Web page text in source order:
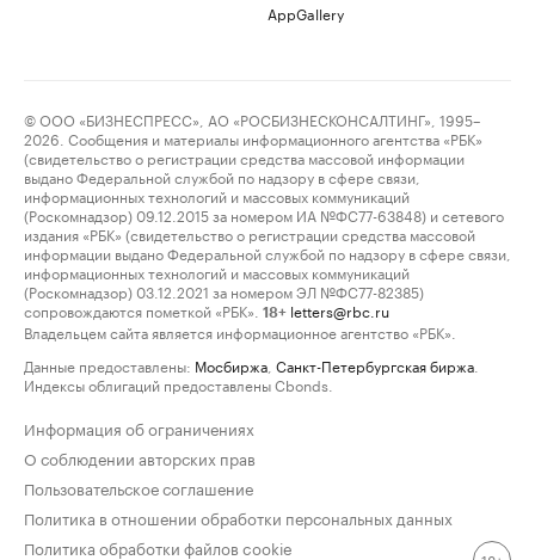
AppGallery
© ООО «БИЗНЕСПРЕСС», АО «РОСБИЗНЕСКОНСАЛТИНГ», 1995–
2026. Сообщения и материалы информационного агентства «РБК»
(свидетельство о регистрации средства массовой информации
выдано Федеральной службой по надзору в сфере связи,
информационных технологий и массовых коммуникаций
(Роскомнадзор) 09.12.2015 за номером ИА №ФС77-63848) и сетевого
издания «РБК» (свидетельство о регистрации средства массовой
информации выдано Федеральной службой по надзору в сфере связи,
информационных технологий и массовых коммуникаций
(Роскомнадзор) 03.12.2021 за номером ЭЛ №ФС77-82385)
сопровождаются пометкой «РБК».
18+ letters@rbc.ru
Владельцем сайта является информационное агентство «РБК».
Данные предоставлены: Мосбиржа Санкт-Петербургская биржа
Индексы облигаций предоставлены Cbonds.
Информация об ограничениях
О соблюдении авторских прав
Пользовательское соглашение
Политика в отношении обработки персональных данных
Политика обработки файлов cookie